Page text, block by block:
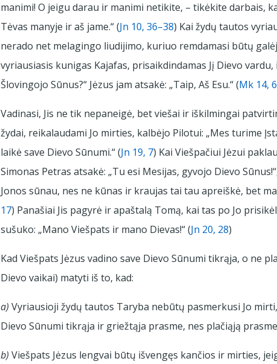
manimi! O jeigu darau ir manimi netikite, – tikėkite darbais,
Tėvas manyje ir aš jame.“ (Jn 10, 36–38) Kai žydų tautos
nerado net melagingo liudijimo, kuriuo remdamasi būtų
vyriausiasis kunigas Kajafas, prisaikdindamas Jį Dievo
Šlovingojo Sūnus?“ Jėzus jam atsakė: „Taip, Aš Esu.“ (Mk 14,
Vadinasi, Jis ne tik nepaneigė, bet viešai ir iškilmingai
žydai, reikalaudami Jo mirties, kalbėjo Pilotui: „Mes turime
laikė save Dievo Sūnumi.“ (Jn 19, 7) Kai Viešpačiui Jėzui
Simonas Petras atsakė: „Tu esi Mesijas, gyvojo Dievo
Jonos sūnau, nes ne kūnas ir kraujas tai tau apreiškė, bet
17) Panašiai Jis pagyrė ir apaštalą Tomą, kai tas po Jo
sušuko: „Mano Viešpats ir mano Dievas!“ (Jn 20, 28)
Kad Viešpats Jėzus vadino save Dievo Sūnumi tikrąja, o ne
Dievo vaikai) matyti iš to, kad:
a) Vyriausioji žydų tautos Taryba nebūtų pasmerkusi Jo
Dievo Sūnumi tikrąja ir griežtąja prasme, nes plačiąją
b) Viešpats Jėzus lengvai būtų išvengęs kančios ir mirties,